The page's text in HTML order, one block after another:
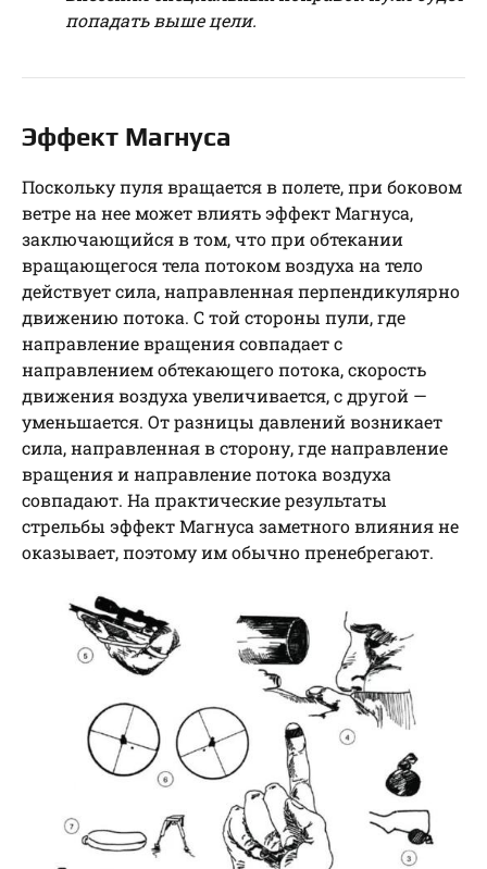
попадать выше цели.
Эффект Магнуса
Поскольку пуля вращается в полете, при боковом
ветре на нее может влиять эффект Магнуса,
заключающийся в том, что при обтекании
вращающегося тела потоком воздуха на тело
действует сила, направленная перпендикулярно
движению потока. С той стороны пули, где
направление вращения совпадает с
направлением обтекающего потока, скорость
движения воздуха увеличивается, с другой —
уменьшается. От разницы давлений возникает
сила, направленная в сторону, где направление
вращения и направление потока воздуха
совпадают. На практические результаты
стрельбы эффект Магнуса заметного влияния не
оказывает, поэтому им обычно пренебрегают.